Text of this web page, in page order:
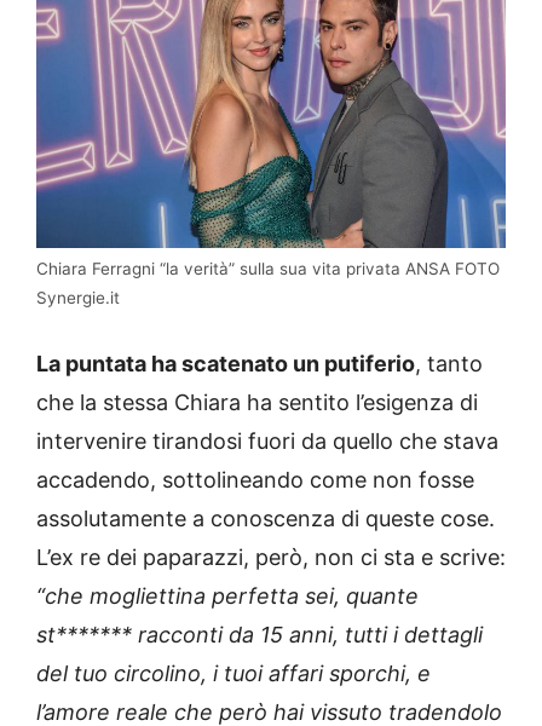
Chiara Ferragni “la verità” sulla sua vita privata ANSA FOTO
Synergie.it
La puntata ha scatenato un putiferio, tanto
che la stessa Chiara ha sentito l’esigenza di
intervenire tirandosi fuori da quello che stava
accadendo, sottolineando come non fosse
assolutamente a conoscenza di queste cose.
L’ex re dei paparazzi, però, non ci sta e scrive:
“che mogliettina perfetta sei, quante
st******* racconti da 15 anni, tutti i dettagli
del tuo circolino, i tuoi affari sporchi, e
l’amore reale che però hai vissuto tradendolo